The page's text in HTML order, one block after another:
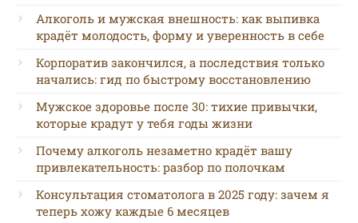
Алкоголь и мужская внешность: как выпивка
крадёт молодость, форму и уверенность в себе
Корпоратив закончился, а последствия только
начались: гид по быстрому восстановлению
Мужское здоровье после 30: тихие привычки,
которые крадут у тебя годы жизни
Почему алкоголь незаметно крадёт вашу
привлекательность: разбор по полочкам
Консультация стоматолога в 2025 году: зачем я
теперь хожу каждые 6 месяцев